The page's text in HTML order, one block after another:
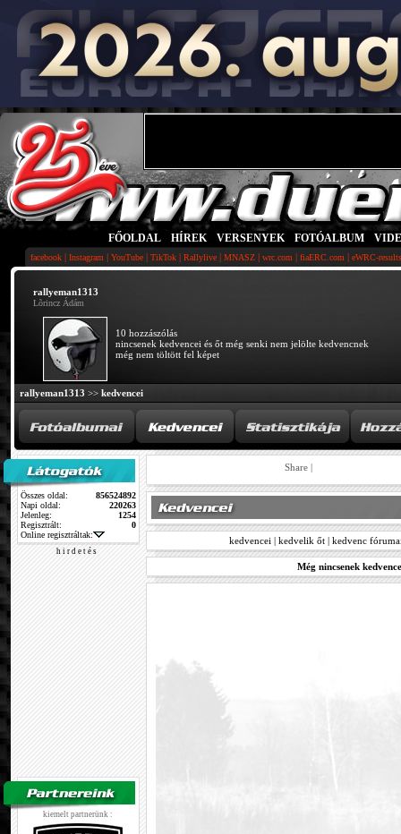
FŐOLDAL HÍREK VERSENYEK FOTÓALBUM
facebook | Instagram | YouTube | TikTok | Rallylive | MNASZ | wrc.com | fiaERC.com | eWRC-
rallyeman1313
Lõrincz Ádám
10 hozzászólás
nincsenek kedvencei és őt még senki nem jelölte kedvencnek
még nem töltött fel képet
rallyeman1313 >> kedvencei
Összes oldal:
856524892
Napi oldal:
220263
Jelenleg:
1254
Regisztrált:
0
Online regisztráltak:
h i r d e t é s
kiemelt partnerünk :
Share |
kedvencei | kedvelik őt | kedvenc
Még nincsenek